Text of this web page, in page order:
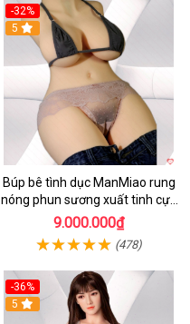
-32%
5
Búp bê tình dục ManMiao rung
nóng phun sương xuất tinh cực
phê
9.000.000₫
(478)
-36%
5